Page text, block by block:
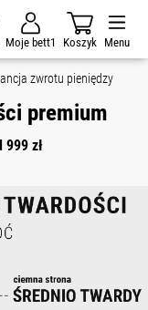
Moje bett1 Koszyk Menu
premium
999 zł